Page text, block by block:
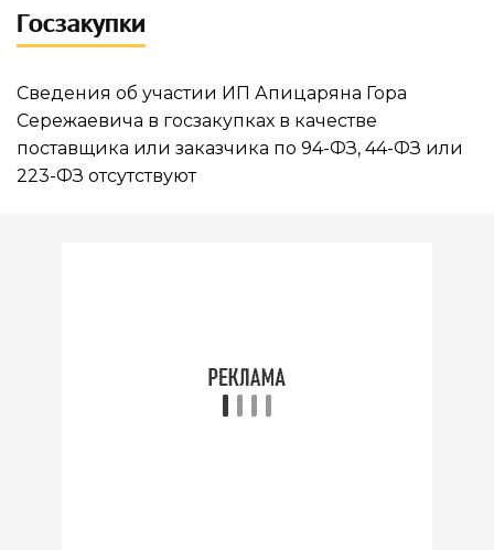
Госзакупки
Сведения об участии ИП Апицаряна Гора
Сережаевича в госзакупках в качестве
поставщика или заказчика по 94-ФЗ, 44-ФЗ или
223-ФЗ отсутствуют